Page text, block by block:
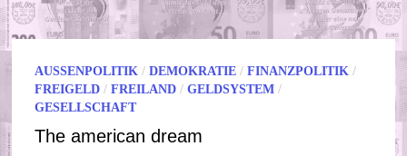
AUSSENPOLITIK /DEMOKRATIE /FINANZPOLITIK /
FREIGELD /FREILAND /GELDSYSTEM /
GESELLSCHAFT
The american dream